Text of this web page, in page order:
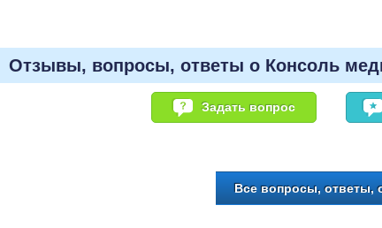
Отзывы, вопросы, ответы о Консоль
Задать вопрос
Все вопросы, ответы,